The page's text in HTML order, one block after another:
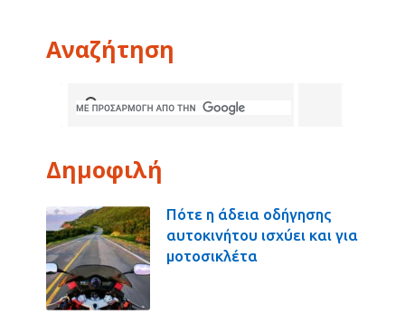
Αναζήτηση
Δημοφιλή
Πότε η άδεια οδήγησης
αυτοκινήτου ισχύει και για
μοτοσικλέτα